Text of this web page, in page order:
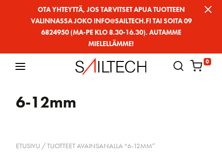
OTA YHTEYTTÄ, JOS TARVITSET APUA TUOTTEEN
VALINNASSA JOKO INFO@SAILTECH.FI TAI SOITA 09
6824950 (MA-PE KLO 8.30-16.30). AUTAMME
MIELELLÄMME!
0
6-12mm
ETUSIVU / TUOTTEET AVAINSANALLA “6-12MM”